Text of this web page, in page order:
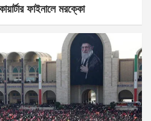
ফাইনালে মরক্কো